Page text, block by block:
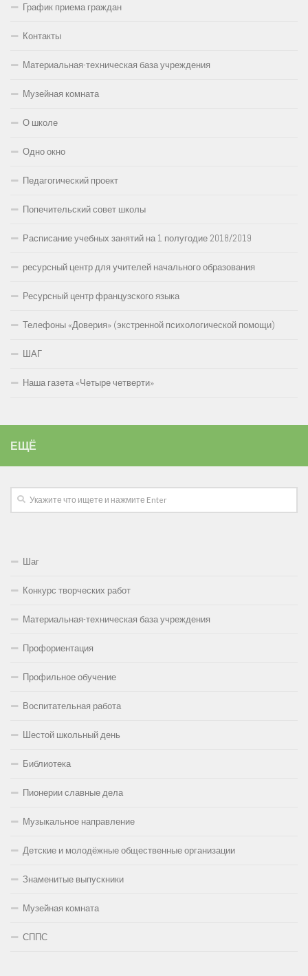
График приема граждан
Контакты
Материальная-техническая база учреждения
Музейная комната
О школе
Одно окно
Педагогический проект
Попечительский совет школы
Расписание учебных занятий на 1 полугодие 2018/2019
ресурсный центр для учителей начального образования
Ресурсный центр французского языка
Телефоны «Доверия» (экстренной психологической помощи)
ШАГ
Наша газета «Четыре четверти»
ЕЩЁ
Шаг
Конкурс творческих работ
Материальная-техническая база учреждения
Профориентация
Профильное обучение
Воспитательная работа
Шестой школьный день
Библиотека
Пионерии славные дела
Музыкальное направление
Детские и молодёжные общественные организации
Знаменитые выпускники
Музейная комната
СППС